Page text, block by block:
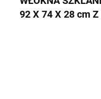
92 X 74 X 28 cm Z